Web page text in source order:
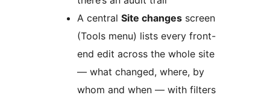
A central Site changes screen
(Tools menu) lists every front-
end edit across the whole site
— what changed, where, by
whom and when — with filters